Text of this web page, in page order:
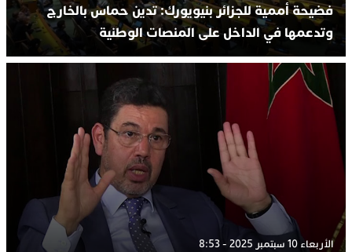
فضيحة أممية للجزائر بنيويورك: تدين حماس بالخارج
وتدعمها في الداخل على المنصات الوطنية
الأربعاء 10 سبتمبر 2025 - 8:53